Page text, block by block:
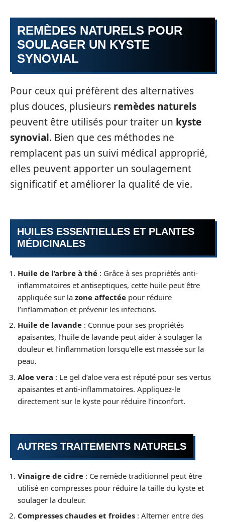
REMÈDES NATURELS POUR
SOULAGER UN KYSTE
SYNOVIAL
Pour ceux qui préfèrent des alternatives
plus douces, plusieurs remèdes naturels
peuvent être utilisés pour traiter un kyste
synovial. Bien que ces méthodes ne
remplacent pas un suivi médical approprié,
elles peuvent apporter un soulagement
significatif et améliorer la qualité de vie.
HUILES ESSENTIELLES ET PLANTES
MÉDICINALES
Huile de l’arbre à thé : Grâce à ses propriétés anti-
inflammatoires et antiseptiques, cette huile peut être
appliquée sur la zone affectée pour réduire
l’inflammation et prévenir les infections.
Huile de lavande : Connue pour ses propriétés
apaisantes, l’huile de lavande peut aider à soulager la
douleur et l’inflammation lorsqu’elle est massée sur la
peau.
Aloe vera : Le gel d’aloe vera est réputé pour ses vertus
apaisantes et anti-inflammatoires. Appliquez-le
directement sur le kyste pour réduire l’inconfort.
AUTRES TRAITEMENTS NATURELS
Vinaigre de cidre : Ce remède traditionnel peut être
utilisé en compresses pour réduire la taille du kyste et
soulager la douleur.
Compresses chaudes et froides : Alterner entre des